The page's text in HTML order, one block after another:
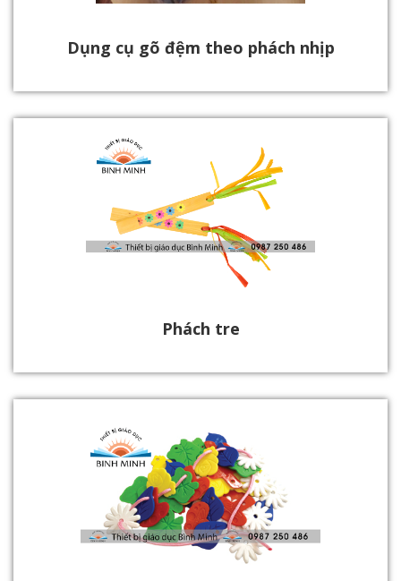
Dụng cụ gõ đệm theo phách nhịp
Phách tre